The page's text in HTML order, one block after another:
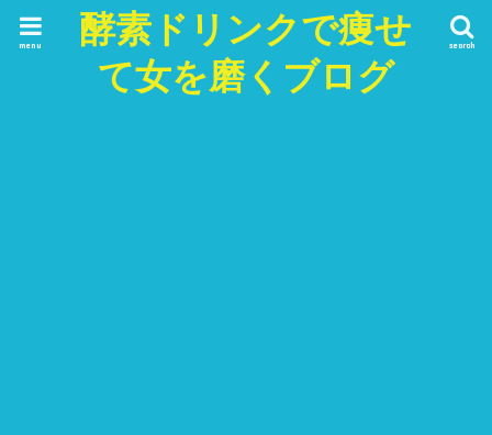
酵素ドリンクで痩せ
て女を磨くブログ
search
menu